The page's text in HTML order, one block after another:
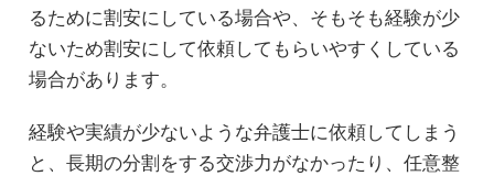
るために割安にしている場合や、そもそも経験が少
ないため割安にして依頼してもらいやすくしている
場合があります。
経験や実績が少ないような弁護士に依頼してしまう
と、長期の分割をする交渉力がなかったり、任意整